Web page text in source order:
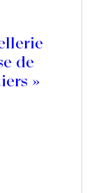
de
»